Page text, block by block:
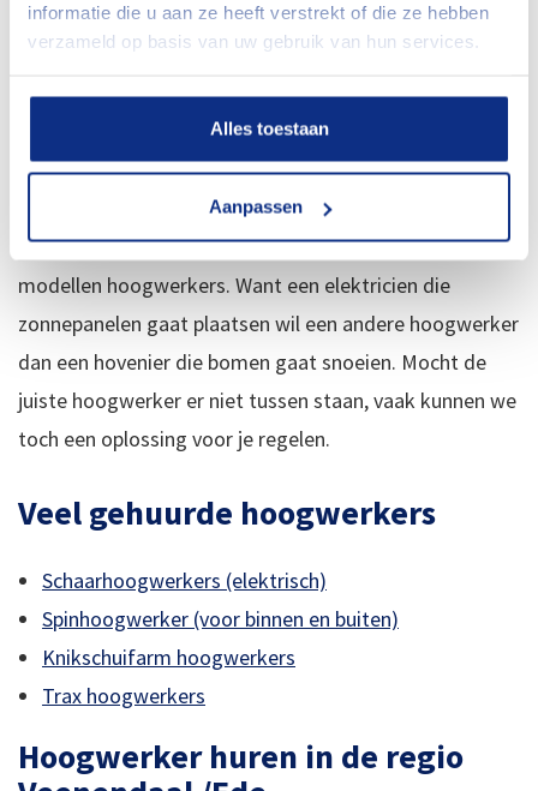
informatie die u aan ze heeft verstrekt of die ze hebben
verzameld op basis van uw gebruik van hun services.
Alles toestaan
Aanpassen
Omdat ieder beroep en elke klus specifieke eisen stelt
aan de hoogwerker, bieden wij een breed assortiment
aan modellen en reikwijdtes en hefhoogtes. Het is
mooi wanneer je een enorme hoogwerker kunt huren,
maar het is niet handig om te betalen voor onnodige
capaciteit. Daarom kun je bij ons kiezen uit een groot
aantal types hoogwerkers en diverse verschillende
modellen hoogwerkers. Want een elektricien die
zonnepanelen gaat plaatsen wil een andere hoogwerker
dan een hovenier die bomen gaat snoeien. Mocht de
juiste hoogwerker er niet tussen staan, vaak kunnen we
toch een oplossing voor je regelen.
Veel gehuurde hoogwerkers
Schaarhoogwerkers (elektrisch)
Spinhoogwerker (voor binnen en buiten)
Knikschuifarm hoogwerkers
Trax hoogwerkers
Hoogwerker huren in de regio